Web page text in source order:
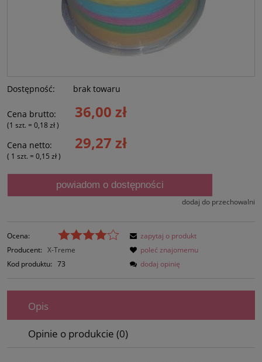
Dostępność: brak towaru
Cena brutto: 36,00 zł
(1 szt. = 0,18 zł)
Cena netto: 29,27 zł
( 1 szt. = 0,15 zł)
powiadom o dostępności
dodaj do przechowalni
Ocena:
Producent: X-Treme
Kod produktu: 73
zapytaj o produkt
poleć znajomemu
dodaj opinię
Opis
Opinie o produkcie (0)